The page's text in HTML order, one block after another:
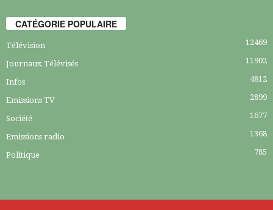
CATÉGORIE POPULAIRE
Télévision 12469
Journaux Télévisés 11902
Infos 4812
Emissions TV 2899
Société 1677
Emissions radio 1368
Politique 785